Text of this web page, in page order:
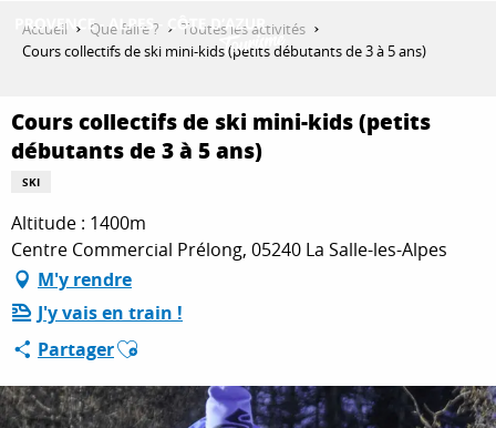
QUE FAIRE ?
SÉJOURNER
ESPACE PRO
Accueil Que faire ?
Toutes les activités
Cours collectifs de ski mini-kids (petits débutants de 3 à 5 ans)
Cours collectifs de ski mini-kids (petits
débutants de 3 à 5 ans)
SKI
Altitude : 1400m
Centre Commercial Prélong, 05240 La Salle-les-Alpes
M'y rendre
J'y vais en train !
PartagerAjouter aux favoris